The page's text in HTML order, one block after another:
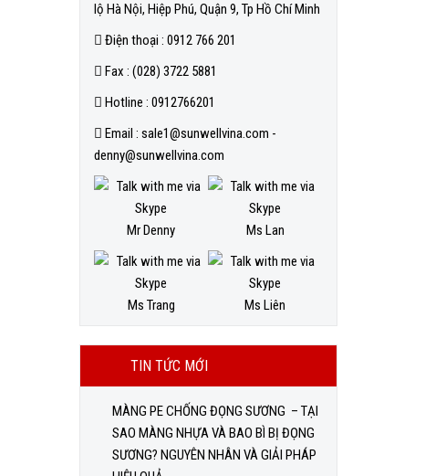
lộ Hà Nội, Hiệp Phú, Quận 9, Tp Hồ Chí Minh
Điện thoại : 0912 766 201
Fax : (028) 3722 5881
Hotline : 0912766201
Email : sale1@sunwellvina.com -
denny@sunwellvina.com
Mr Denny Ms Lan
Ms Trang Ms Liên
TIN TỨC MỚI
MÀNG PE CHỐNG ĐỌNG SƯƠNG – TẠI
SAO MÀNG NHỰA VÀ BAO BÌ BỊ ĐỌNG
SƯƠNG? NGUYÊN NHÂN VÀ GIẢI PHÁP